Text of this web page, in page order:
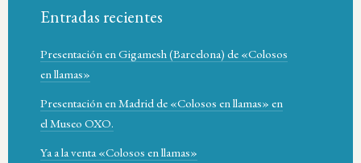
Entradas recientes
Presentación en Gigamesh (Barcelona) de «Colosos
en llamas»
Presentación en Madrid de «Colosos en llamas» en
el Museo OXO.
Ya a la venta «Colosos en llamas»